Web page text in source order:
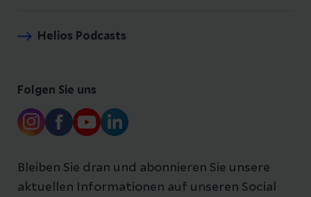
Helios Podcasts
Folgen Sie uns
Bleiben Sie dran und abonnieren Sie unsere
aktuellen Informationen auf unseren Social